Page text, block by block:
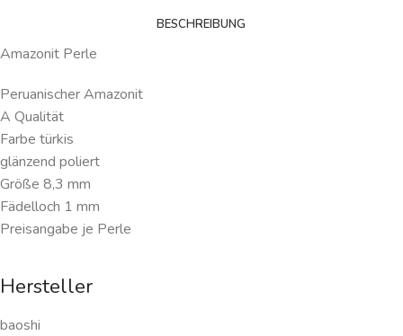
BESCHREIBUNG
Amazonit Perle
Peruanischer Amazonit
A Qualität
Farbe türkis
glänzend poliert
Größe 8,3 mm
Fädelloch 1 mm
Preisangabe je Perle
Hersteller
baoshi